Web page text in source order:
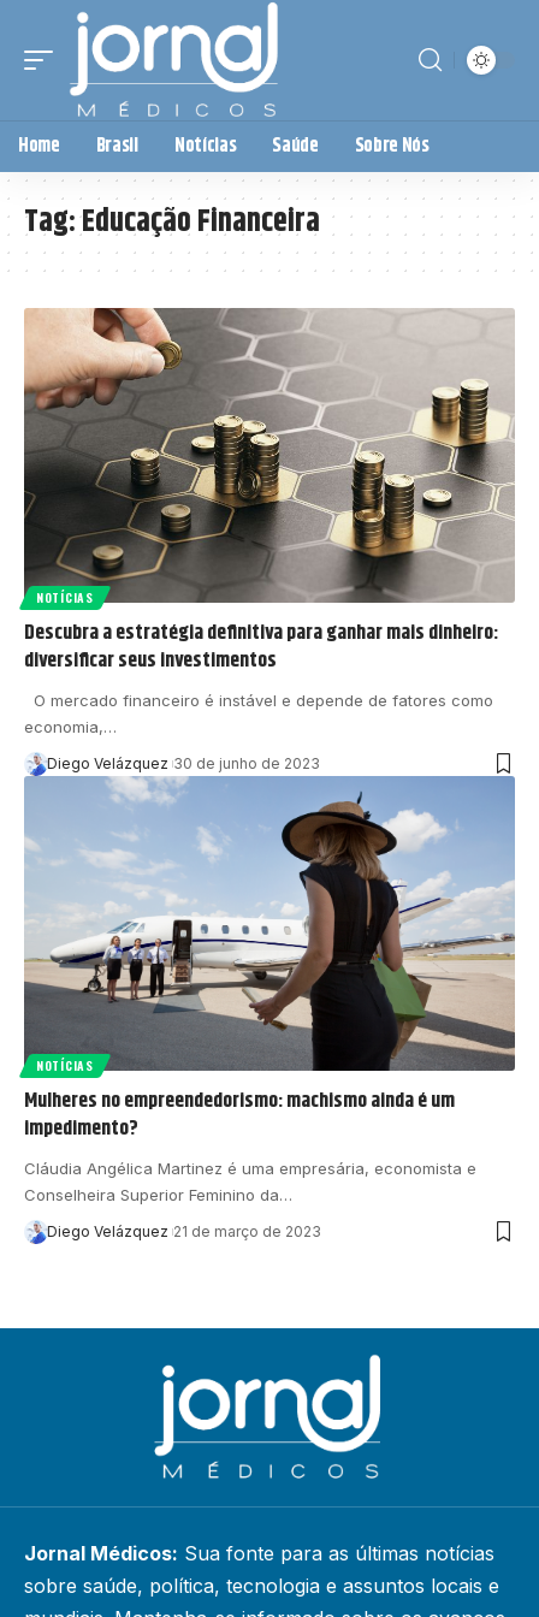
Home Brasil Notícias Saúde Sobre Nós
Tag:Educação Financeira
NOTÍCIAS
Descubra a estratégia definitiva para ganhar mais dinheiro:
diversificar seus investimentos
O mercado financeiro é instável e depende de fatores como
economia,…
Diego Velázquez 30 de junho de 2023
NOTÍCIAS
Mulheres no empreendedorismo: machismo ainda é um
impedimento?
Cláudia Angélica Martinez é uma empresária, economista e
Conselheira Superior Feminino da…
Diego Velázquez 21 de março de 2023
Jornal Médicos: Sua fonte para as últimas notícias
sobre saúde, política, tecnologia e assuntos locais e